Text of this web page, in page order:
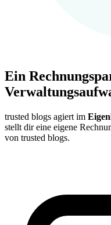
Ein
trusted blogs agiert im
stellt dir eine eigene
von trusted blogs.